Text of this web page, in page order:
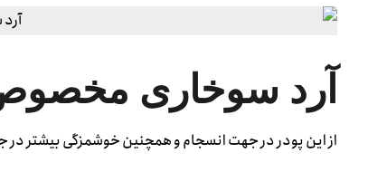
آرد سوخاری
از این پودر در جهت انسجام و همچنین خوشمزگی بیشتر در